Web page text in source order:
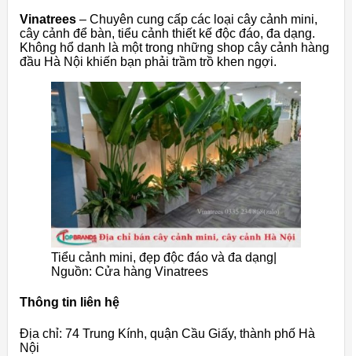
Vinatrees – Chuyên cung cấp các loại cây cảnh mini,
cây cảnh để bàn, tiểu cảnh thiết kế độc đáo, đa dạng.
Không hổ danh là một trong những shop cây cảnh hàng
đầu Hà Nội khiến bạn phải trầm trồ khen ngợi.
Tiểu cảnh mini, đẹp độc đáo và đa dạng|
Nguồn: Cửa hàng Vinatrees
Thông tin liên hệ
Địa chỉ: 74 Trung Kính, quận Cầu Giấy, thành phố Hà
Nội